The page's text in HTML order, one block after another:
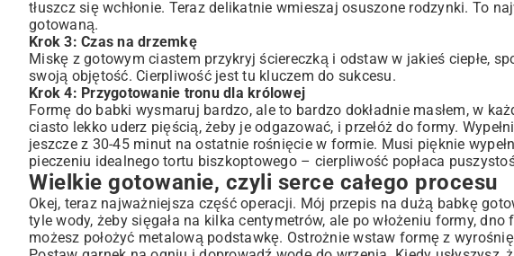
tłuszcz się wchłonie. Teraz delikatnie wmieszaj osuszone rodzynki. To
gotowaną.
Krok 3: Czas na drzemkę
Miskę z gotowym ciastem przykryj ściereczką i odstaw w jakieś ciepłe,
swoją objętość. Cierpliwość jest tu kluczem do sukcesu.
Krok 4: Przygotowanie tronu dla królowej
Formę do babki wysmaruj bardzo, ale to bardzo dokładnie masłem, w
ciasto lekko uderz pięścią, żeby je odgazować, i przełóż do formy.
jeszcze z 30-45 minut na ostatnie rośnięcie w formie. Musi pięknie
pieczeniu idealnego tortu biszkoptowego– cierpliwość popłaca
Wielkie gotowanie, czyli serce całego procesu
Okej, teraz najważniejsza część operacji. Mój przepis na dużą babkę
tyle wody, żeby sięgała na kilka centymetrów, ale po włożeniu formy,
możesz położyć metalową podstawkę. Ostrożnie wstaw formę z